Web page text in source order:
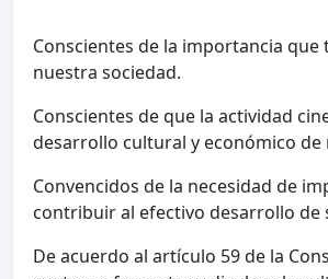
Conscientes de la importancia
nuestra sociedad.
Conscientes de que la actividad
desarrollo cultural y económico de
Convencidos de la necesidad de
contribuir al efectivo desarrollo de
De acuerdo al artículo 59 de la